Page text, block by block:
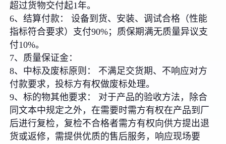
超过货物交付起1年。
6、结算付款： 设备到货、安装、调试合格（性能
指标符合要求）支付90%；质保期满无质量异议支
付10%。
7、质量保证金：
8、中标及废标原则： 不满足交货期、不响应对方
付款要求，投标方有权做废标处理。
9、标的物其他要求： 对于产品的验收方法，除合
同文本中规定之外，在需要时需方有权在产品到厂
后进行复检，复检不合格者需方有权向供方提出退
货或返修，需提供优质的售后服务，响应现场要